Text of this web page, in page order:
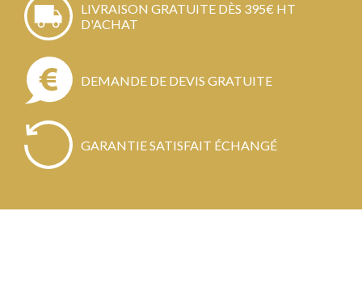
LIVRAISON GRATUITE DÈS 395€ HT
D'ACHAT
DEMANDE DE DEVIS GRATUITE
GARANTIE SATISFAIT ÉCHANGÉ